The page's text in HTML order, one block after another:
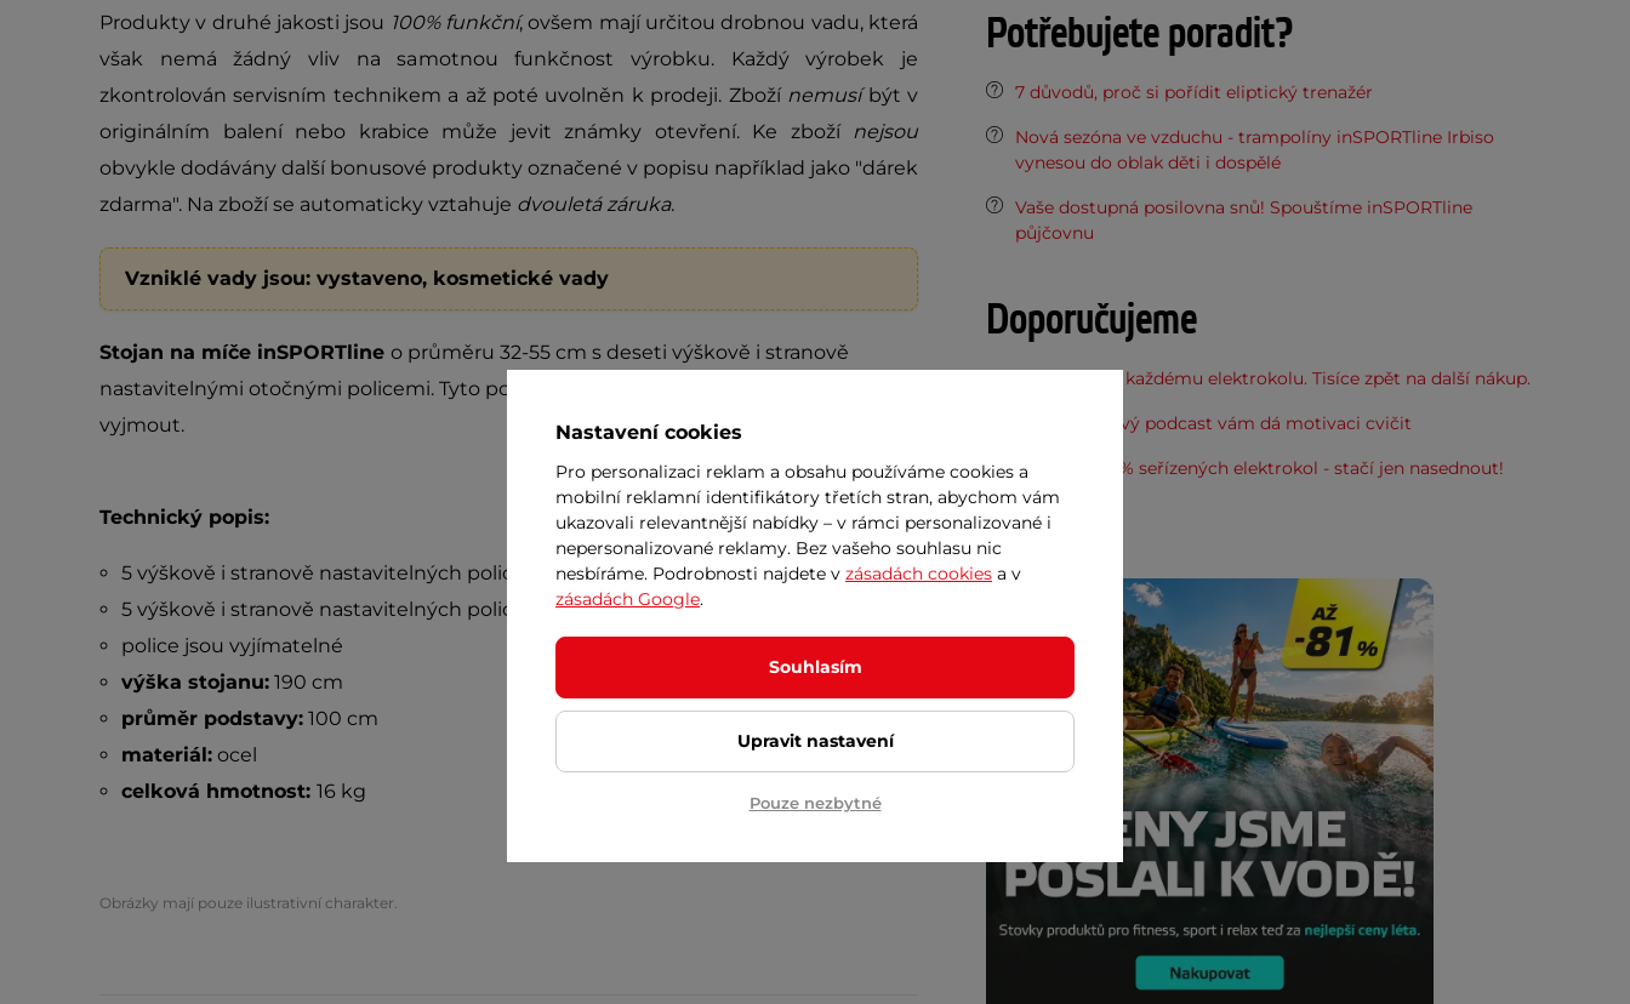
Produkty v druhé jakosti jsou 100% funkční, ovšem mají určitou drobnou vadu, která
však nemá žádný vliv na samotnou funkčnost výrobku. Každý výrobek je
zkontrolován servisním technikem a až poté uvolněn k prodeji. Zboží nemusí být v
originálním balení nebo krabice může jevit známky otevření. Ke zboží nejsou
obvykle dodávány další bonusové produkty označené v popisu například jako "dárek
zdarma". Na zboží se automaticky vztahuje dvouletá záruka.
Vzniklé vady jsou: vystaveno, kosmetické vady
Stojan na míče inSPORTline o průměru 32-55 cm s deseti výškově i stranově
nastavitelnými otočnými policemi. Tyto police je možno v případě potřeby i zcela
vyjmout.
Technický popis:
5 výškově i stranově nastavitelných polic o průměru 30 cm
5 výškově i stranově nastavitelných polic o průměru 40 cm
police jsou vyjímatelné
výška stojanu:190 cm
průměr podstavy:100 cm
materiál:ocel
celková hmotnost: 16 kg
Obrázky mají pouze ilustrativní charakter.
Potřebujete poradit?
7 důvodů, proč si pořídit eliptický trenažér
Nová sezóna ve vzduchu - trampolíny inSPORTline Irbiso
vynesou do oblak děti i dospělé
Vaše dostupná posilovna snů! Spouštíme inSPORTline
půjčovnu
Doporučujeme
Cashback ke každému elektrokolu. Tisíce zpět na další nákup.
Po hlavě: Nový podcast vám dá motivaci cvičit
Doprava 100% seřízených elektrokol - stačí jen nasednout!
Nastavení cookies
Pro personalizaci reklam a obsahu používáme cookies a
mobilní reklamní identifikátory třetích stran, abychom vám
ukazovali relevantnější nabídky – v rámci personalizované i
nepersonalizované reklamy. Bez vašeho souhlasu nic
nesbíráme. Podrobnosti najdete v zásadách cookies a v
zásadách Google.
Souhlasím
Upravit nastavení
Pouze nezbytné